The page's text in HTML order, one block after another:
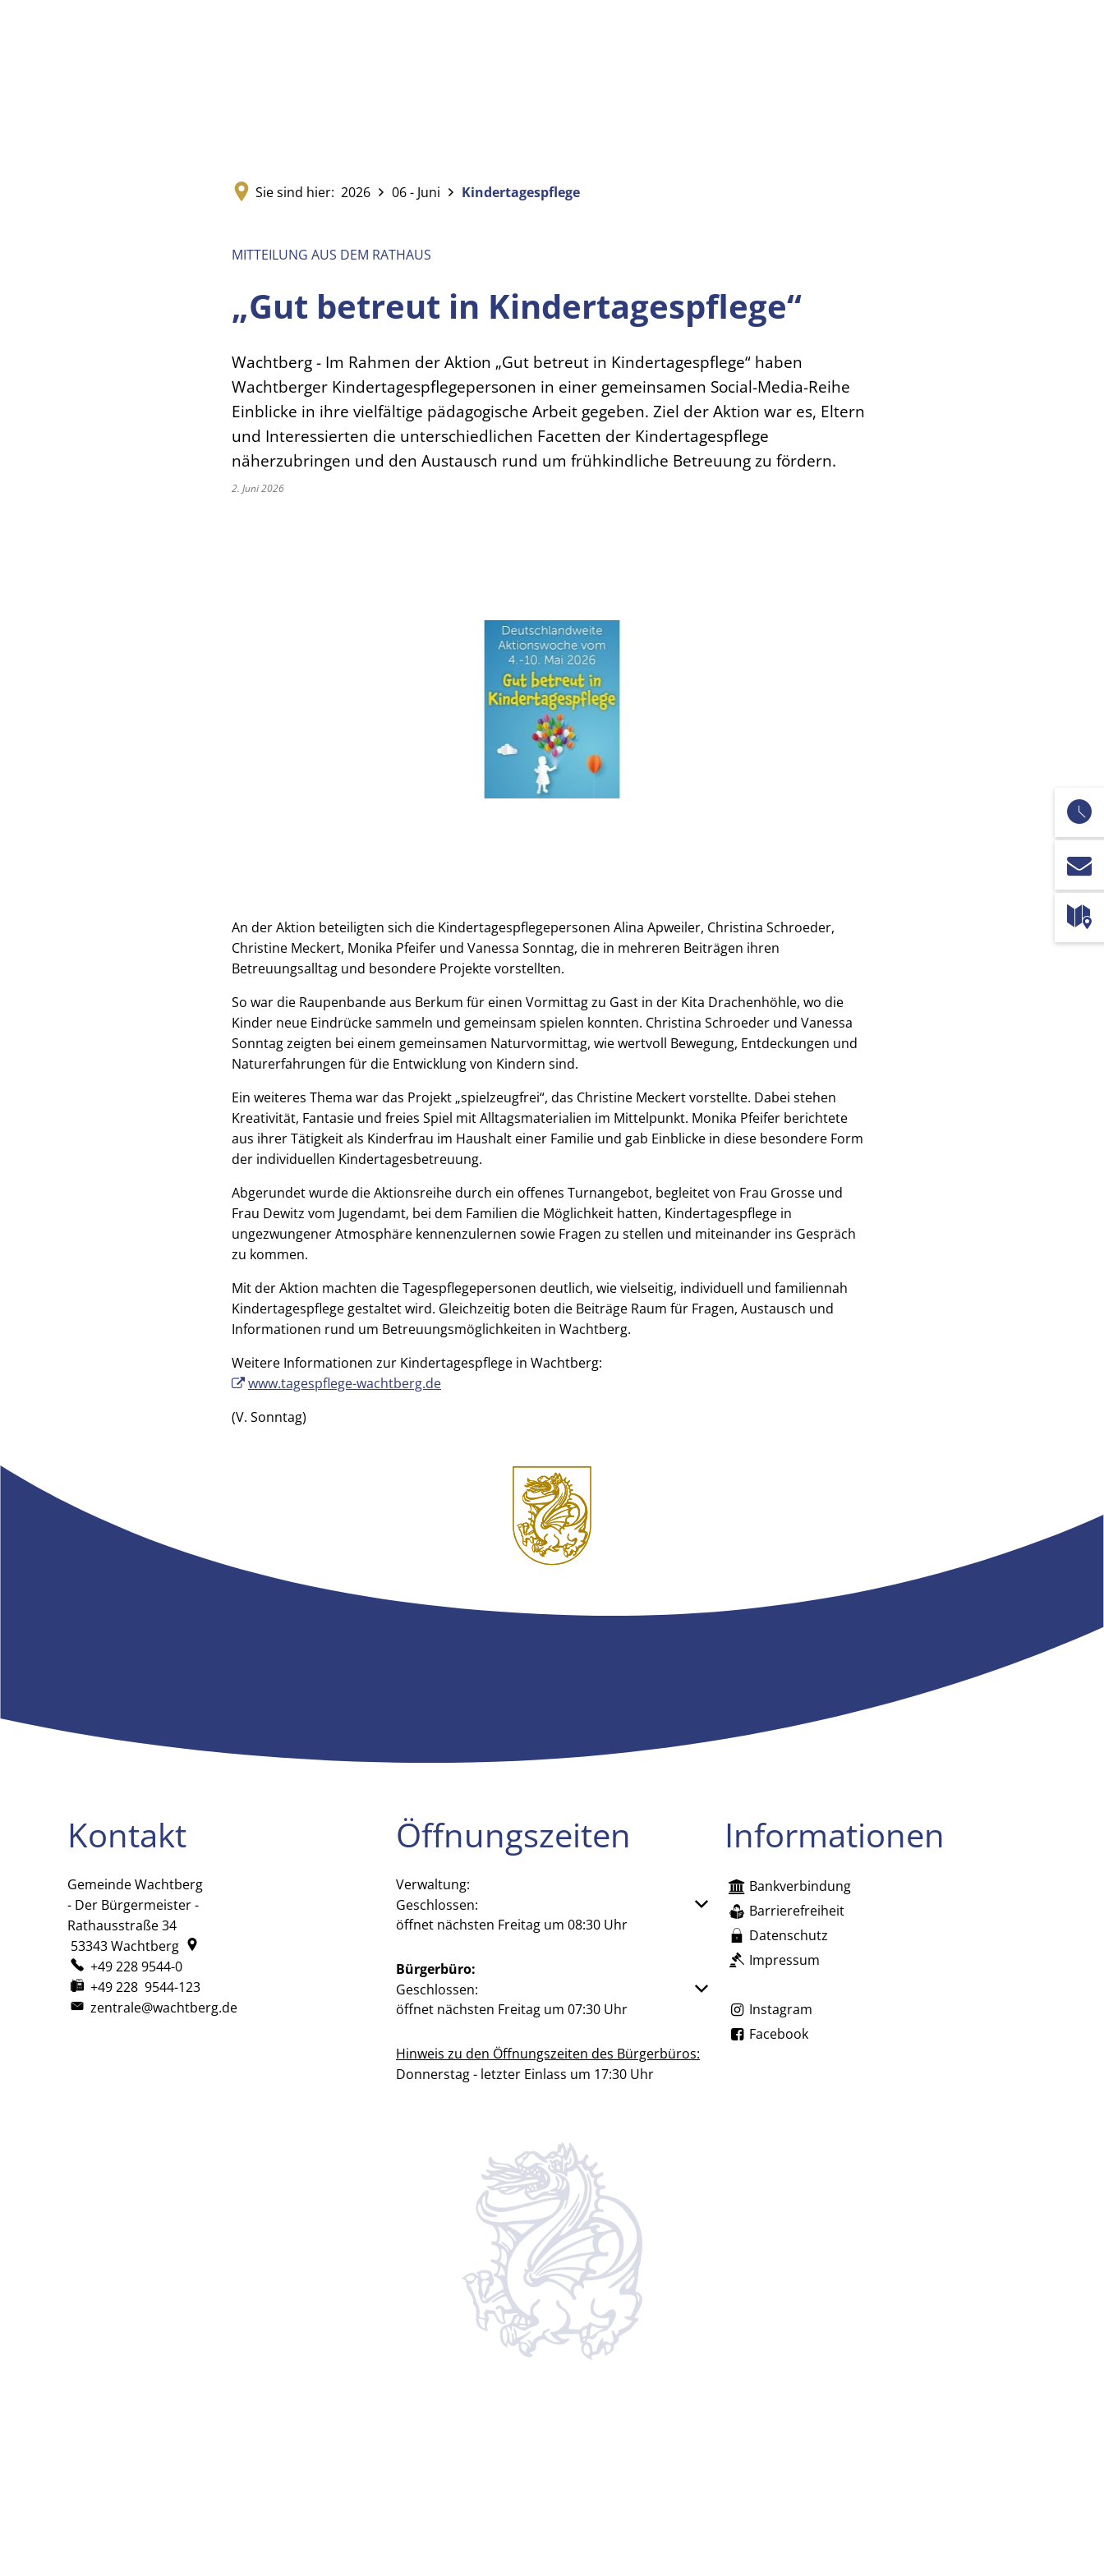
Sie sind hier: 2026 06 - Juni Kindertagespflege
MITTEILUNG AUS DEM RATHAUS
„Gut betreut in Kindertagespflege“
Wachtberg - Im Rahmen der Aktion „Gut betreut in Kindertagespflege“ haben
Wachtberger Kindertagespflegepersonen in einer gemeinsamen Social-Media-Reihe
Einblicke in ihre vielfältige pädagogische Arbeit gegeben. Ziel der Aktion war es, Eltern
und Interessierten die unterschiedlichen Facetten der Kindertagespflege
näherzubringen und den Austausch rund um frühkindliche Betreuung zu fördern.
2. Juni 2026
An der Aktion beteiligten sich die Kindertagespflegepersonen Alina Apweiler, Christina Schroeder,
Christine Meckert, Monika Pfeifer und Vanessa Sonntag, die in mehreren Beiträgen ihren
Betreuungsalltag und besondere Projekte vorstellten.
So war die Raupenbande aus Berkum für einen Vormittag zu Gast in der Kita Drachenhöhle, wo die
Kinder neue Eindrücke sammeln und gemeinsam spielen konnten. Christina Schroeder und Vanessa
Sonntag zeigten bei einem gemeinsamen Naturvormittag, wie wertvoll Bewegung, Entdeckungen und
Naturerfahrungen für die Entwicklung von Kindern sind.
Ein weiteres Thema war das Projekt „spielzeugfrei“, das Christine Meckert vorstellte. Dabei stehen
Kreativität, Fantasie und freies Spiel mit Alltagsmaterialien im Mittelpunkt. Monika Pfeifer berichtete
aus ihrer Tätigkeit als Kinderfrau im Haushalt einer Familie und gab Einblicke in diese besondere Form
der individuellen Kindertagesbetreuung.
Abgerundet wurde die Aktionsreihe durch ein offenes Turnangebot, begleitet von Frau Grosse und
Frau Dewitz vom Jugendamt, bei dem Familien die Möglichkeit hatten, Kindertagespflege in
ungezwungener Atmosphäre kennenzulernen sowie Fragen zu stellen und miteinander ins Gespräch
zu kommen.
Mit der Aktion machten die Tagespflegepersonen deutlich, wie vielseitig, individuell und familiennah
Kindertagespflege gestaltet wird. Gleichzeitig boten die Beiträge Raum für Fragen, Austausch und
Informationen rund um Betreuungsmöglichkeiten in Wachtberg.
Weitere Informationen zur Kindertagespflege in Wachtberg:
www.tagespflege-wachtberg.de
(V. Sonntag)
Kontakt
Gemeinde Wachtberg
- Der Bürgermeister -
Rathausstraße 34
53343Wachtberg
+49 228 9544-0
+49 228 9544-123
zentrale@wachtberg.de
Öffnungszeiten
Verwaltung:
Klicken, um weitere Öffnungs- oder Schließzeiten auszublenden
Geschlossen:
öffnet nächsten Freitag um 08:30 Uhr
Bürgerbüro:
Klicken, um weitere Öffnungs- oder Schließzeiten auszublenden
Geschlossen:
öffnet nächsten Freitag um 07:30 Uhr
Hinweis zu den Öffnungszeiten des Bürgerbüros:
Donnerstag - letzter Einlass um 17:30 Uhr
Informationen
Bankverbindung
Barrierefreiheit
Datenschutz
Impressum
Instagram
Facebook